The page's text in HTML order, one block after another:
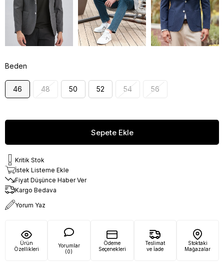
Beden
46 48 50 52 54 56
Kritik Stok
İstek Listeme Ekle
Fiyat Düşünce Haber Ver
Kargo Bedava
Yorum Yaz
Ürün
Özellikleri
Yorumlar
(0)
Ödeme
Seçenekleri
Teslimat
ve İade
Stoktaki
Mağazalar